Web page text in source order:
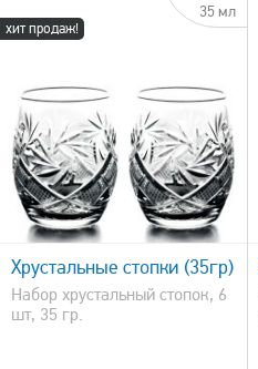
хит продаж!
35 мл
Хрустальные стопки (35гр)
Набор хрустальный стопок, 6
шт, 35 гр.
быстрый просмотр